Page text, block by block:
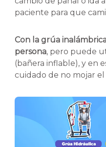
paciente para que
Con la grúa
persona, pero puede
(bañera inflable), y en
cuidado de no mojar